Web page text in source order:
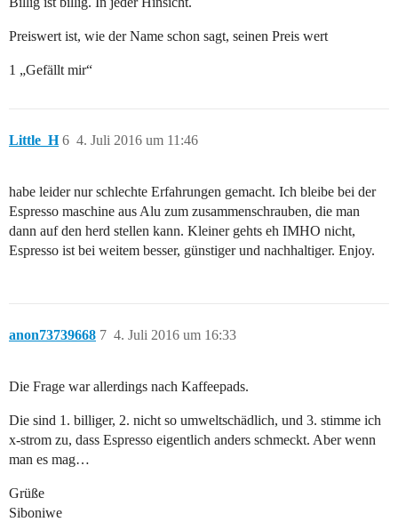
Preiswert ist, wie der Name schon sagt, seinen Preis wert
1 „Gefällt mir“
Little_H 4. Juli 2016 um 11:46
6
habe leider nur schlechte Erfahrungen gemacht. Ich bleibe bei der
Espresso maschine aus Alu zum zusammenschrauben, die man
dann auf den herd stellen kann. Kleiner gehts eh IMHO nicht,
Espresso ist bei weitem besser, günstiger und nachhaltiger. Enjoy.
anon73739668 4. Juli 2016 um 16:33
7
Die Frage war allerdings nach Kaffeepads.
Die sind 1. billiger, 2. nicht so umweltschädlich, und 3. stimme ich
x-strom zu, dass Espresso eigentlich anders schmeckt. Aber wenn
man es mag…
Grüße
Siboniwe